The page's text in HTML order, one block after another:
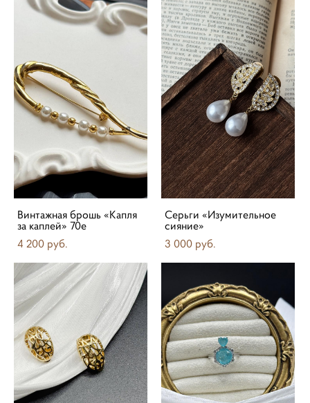
Винтажная брошь «Капля
за каплей» 70е
4 200 pуб.
Серьги «Изумительное
сияние»
3 000 pуб.